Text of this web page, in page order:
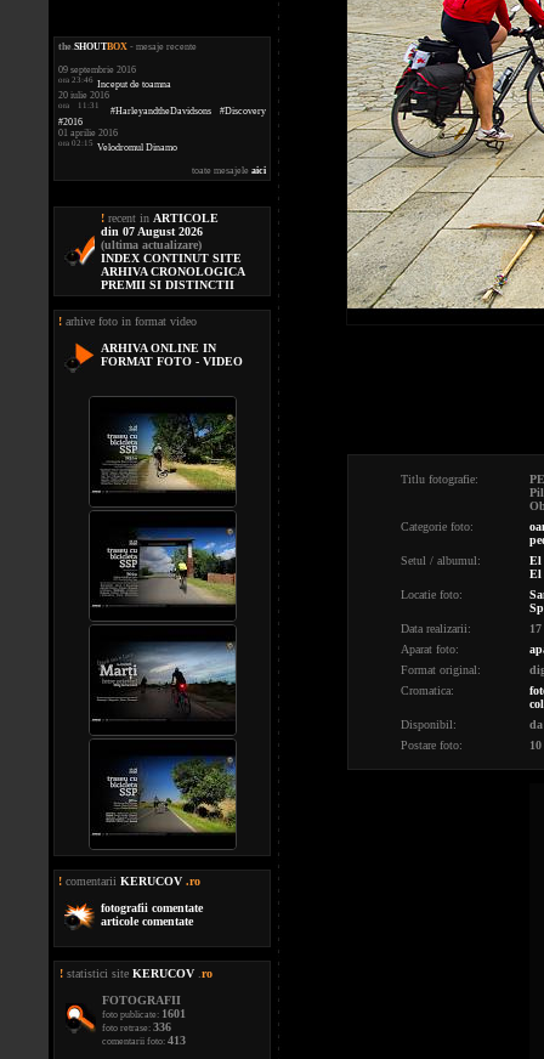
the.SHOUTBOX - mesaje recente
09 septembrie 2016
ora 23:46 Inceput de toamna
20 iulie 2016
ora 11:31
#HarleyandtheDavidsons #Discovery
#2016
01 aprilie 2016
ora 02:15 Velodromul Dinamo
toate mesajele aici
! recent in ARTICOLE
din 07 August 2026
(ultima actualizare)
INDEX CONTINUT SITE
ARHIVA CRONOLOGICA
PREMII SI DISTINCTII
! arhive foto in format video
ARHIVA ONLINE IN
FORMAT FOTO - VIDEO
! comentarii KERUCOV .ro
fotografii comentate
articole comentate
! statistici site KERUCOV ro
FOTOGRAFII
foto publicate: 1601
foto retrase: 336
comentarii foto: 413
Titlu fotografie:
Categorie foto:
Setul / albumul:
El
El
Locatie foto:
Data realizarii:
Aparat foto:
Format original:
Cromatica:
Disponibil:
da
Postare foto: